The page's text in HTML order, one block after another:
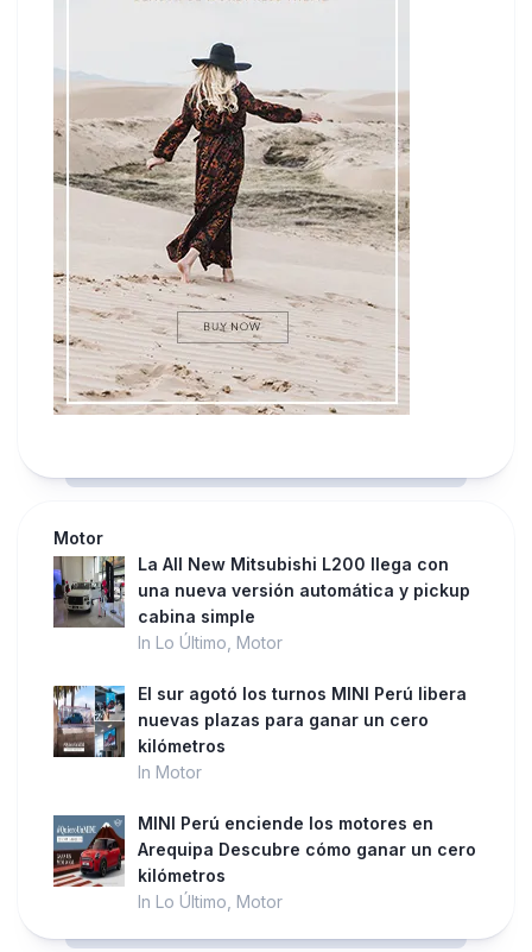
Motor
La All New Mitsubishi L200 llega con
una nueva versión automática y pickup
cabina simple
In Lo Último, Motor
El sur agotó los turnos MINI Perú libera
nuevas plazas para ganar un cero
kilómetros
In Motor
MINI Perú enciende los motores en
Arequipa Descubre cómo ganar un cero
kilómetros
In Lo Último, Motor